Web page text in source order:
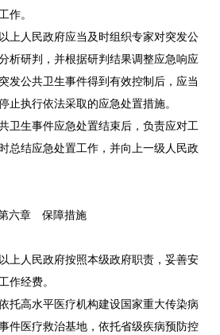
作。
上人民政府应当及时组织专家对突发公
析研判，并根据研判结果调整应急响应
发公共卫生事件得到有效控制后，应当
止执行依法采取的应急处置措施。
卫生事件应急处置结束后，负责应对工
总结应急处置工作，并向上一级人民政
六章 保障措施
上人民政府按照本级政府职责，妥善安
作经费。
托高水平医疗机构建设国家重大传染病
件医疗救治基地，依托省级疾病预防控